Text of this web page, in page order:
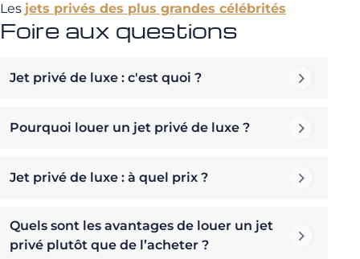
Les jets privés des plus grandes célébrités
Foire aux questions
Jet privé de luxe : c'est quoi ?
Pourquoi louer un jet privé de luxe ?
Jet privé de luxe : à quel prix ?
Quels sont les avantages de louer un jet
privé plutôt que de l’acheter ?